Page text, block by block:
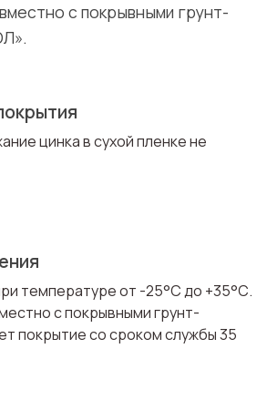
с покрывными грунт-
цинка в сухой пленке не
температуре от -25°С до +35°С.
с покрывными грунт-
покрытие со сроком службы 35